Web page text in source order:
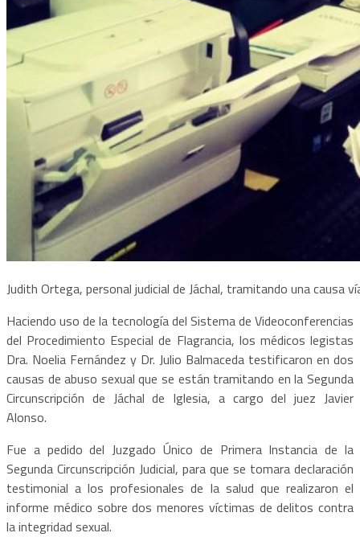
Judith Ortega, personal judicial de Jáchal, tramitando una causa
Haciendo uso de la tecnología del Sistema de Videoconferencias
del Procedimiento Especial de Flagrancia, los médicos legistas
Dra. Noelia Fernández y Dr. Julio Balmaceda testificaron en dos
causas de abuso sexual que se están tramitando en la Segunda
Circunscripción de Jáchal de Iglesia, a cargo del juez Javier
Alonso.
Fue a pedido del Juzgado Único de Primera Instancia de la
Segunda Circunscripción Judicial, para que se tomara declaración
testimonial a los profesionales de la salud que realizaron el
informe médico sobre dos menores víctimas de delitos contra
la integridad sexual.